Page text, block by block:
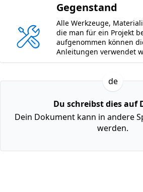
Gegenstand
Alle Werkzeuge,
die man für ein Projekt
aufgenommen können
Anleitungen verwendet
de
Du schreibst dies auf
Dein Dokument kann in andere
werden.